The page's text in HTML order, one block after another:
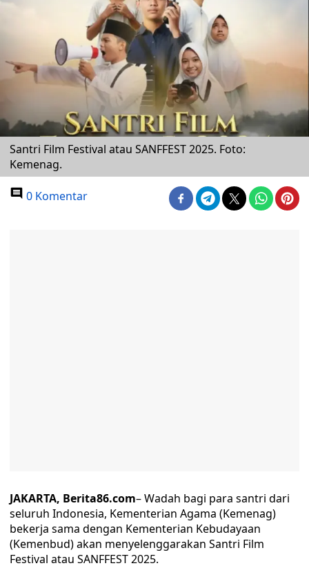
Santri Film Festival atau SANFFEST 2025. Foto:
Kemenag.
0 Komentar
JAKARTA, Berita86.com– Wadah bagi para santri dari
seluruh Indonesia, Kementerian Agama (Kemenag)
bekerja sama dengan Kementerian Kebudayaan
(Kemenbud) akan menyelenggarakan Santri Film
Festival atau SANFFEST 2025.